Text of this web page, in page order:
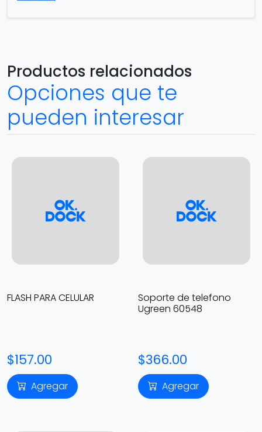
Productos relacionados
Opciones que te
pueden interesar
FLASH PARA CELULAR
$157.00
Agregar
Soporte de telefono
Ugreen 60548
$366.00
Agregar